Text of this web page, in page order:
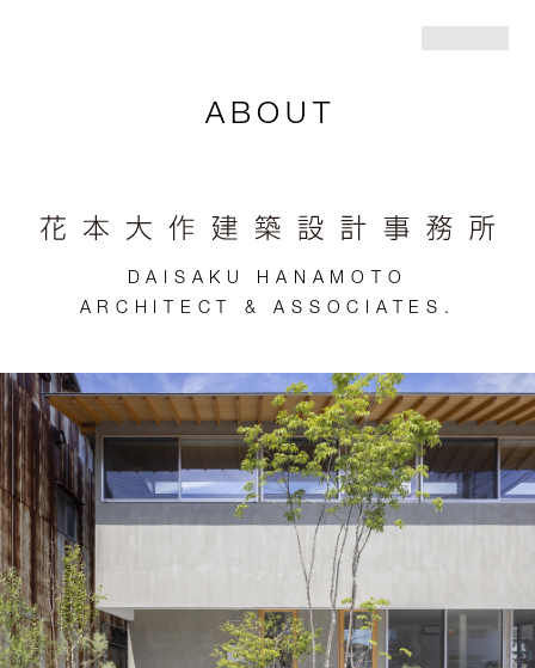
ABOUT
DAISAKU HANAMOTO
ARCHITECT & ASSOCIATES.